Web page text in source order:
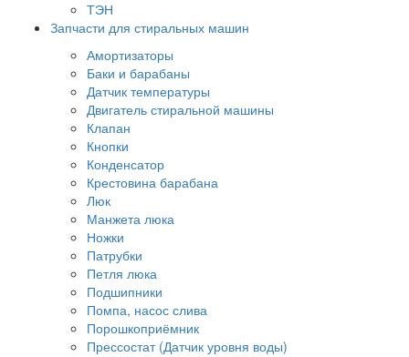
ТЭН
Запчасти для стиральных машин
Амортизаторы
Баки и барабаны
Датчик температуры
Двигатель стиральной машины
Клапан
Кнопки
Конденсатор
Крестовина барабана
Люк
Манжета люка
Ножки
Патрубки
Петля люка
Подшипники
Помпа, насос слива
Порошкоприёмник
Прессостат (Датчик уровня воды)